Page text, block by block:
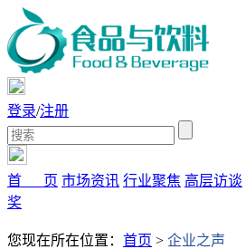
登录/注册
首 页 市场资讯 行业聚焦 高层访谈
奖
您现在所在位置： 首页 > 企业之声